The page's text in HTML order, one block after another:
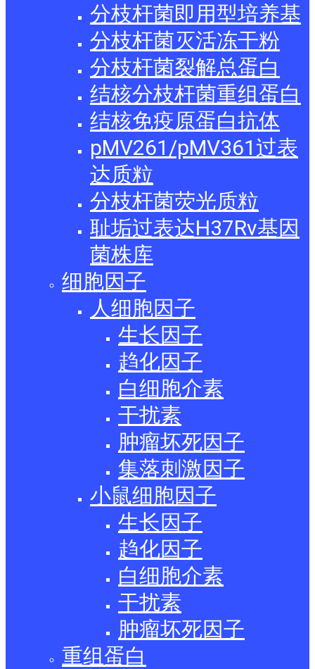
分枝杆菌即用型培养基
分枝杆菌灭活冻干粉
分枝杆菌裂解总蛋白
结核分枝杆菌重组蛋白
结核免疫原蛋白抗体
pMV261/pMV361过表
达质粒
分枝杆菌荧光质粒
耻垢过表达H37Rv基因
菌株库
细胞因子
人细胞因子
生长因子
趋化因子
白细胞介素
干扰素
肿瘤坏死因子
集落刺激因子
小鼠细胞因子
生长因子
趋化因子
白细胞介素
干扰素
肿瘤坏死因子
重组蛋白